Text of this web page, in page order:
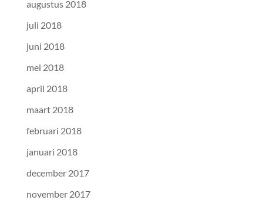
augustus 2018
juli 2018
juni 2018
mei 2018
april 2018
maart 2018
februari 2018
januari 2018
december 2017
november 2017